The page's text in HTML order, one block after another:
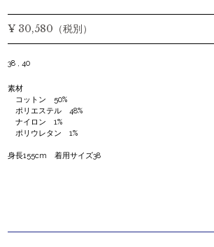
¥ 30,580（税別）
38 , 40
素材
コットン 50%
ポリエステル 48%
ナイロン 1%
ポリウレタン 1%
身長155cm 着用サイズ38